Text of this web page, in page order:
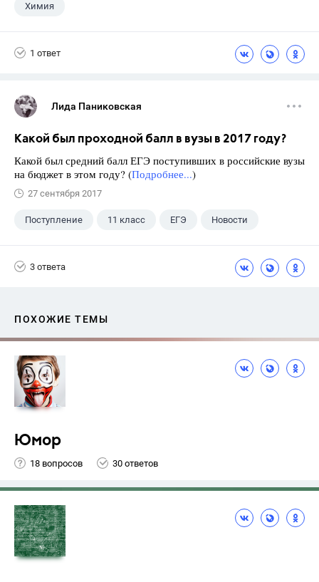
Химия
1 ответ
Лида Паниковская
Какой был проходной балл в вузы в 2017 году?
Какой был средний балл ЕГЭ поступивших в российские вузы
на бюджет в этом году? (Подробнее...)
27 сентября 2017
Поступление 11 класс ЕГЭ Новости
3 ответа
ПОХОЖИЕ ТЕМЫ
Юмор
18 вопросов 30 ответов